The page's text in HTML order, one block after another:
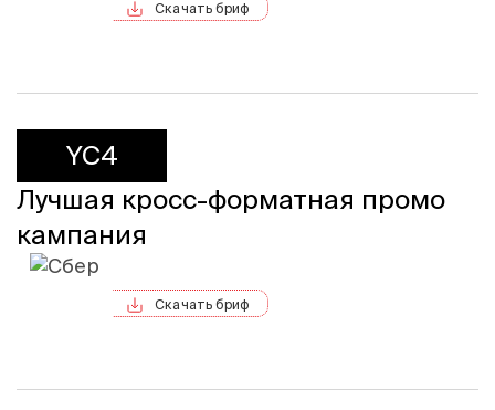
Скачать бриф
YC4
Лучшая кросс-форматная промо
кампания
Скачать бриф